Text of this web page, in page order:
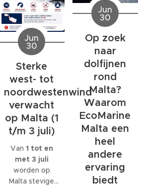
Jun
30
Sterke
west- tot
noordwestenwind
verwacht
op Malta (1
t/m 3 juli)
Van 1 tot en
met 3 juli
worden op
Malta stevige
Jun
30
Op zoek
naar
dolfijnen
rond
Malta?
Waarom
EcoMarine
Malta een
heel
andere
ervaring
biedt